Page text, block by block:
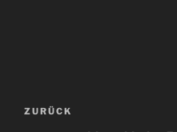
Beitragsnavigation
Vorheriger
ZURÜCK